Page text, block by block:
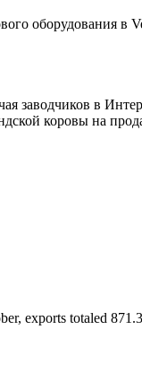
оборудования в
заводчиков в
коровы на
exports totaled